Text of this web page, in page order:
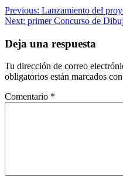
Navegación
de
entradas
Previous: Lanzamiento del
Next: primer Concurso de
Deja una respuesta
Tu dirección de correo
obligatorios están marcados con
Comentario *